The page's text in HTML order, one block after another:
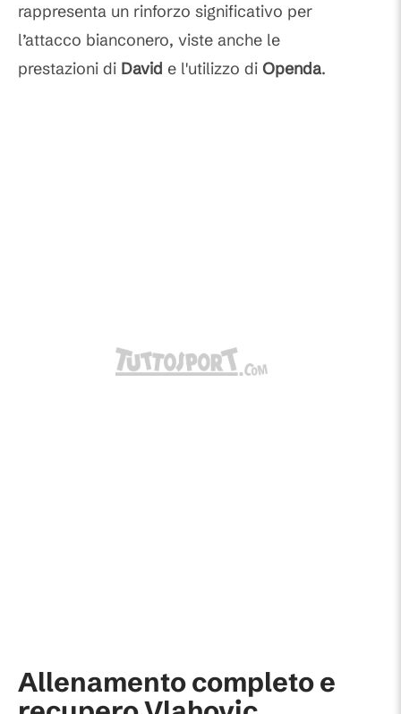
rappresenta un rinforzo significativo per
l’attacco bianconero, viste anche le
prestazioni di David e l'utilizzo di Openda.
Allenamento completo e